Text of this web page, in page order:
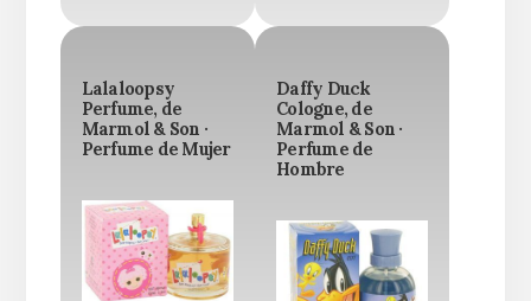
Lalaloopsy
Perfume, de
Marmol & Son ·
Perfume de Mujer
Daffy Duck
Cologne, de
Marmol & Son ·
Perfume de
Hombre